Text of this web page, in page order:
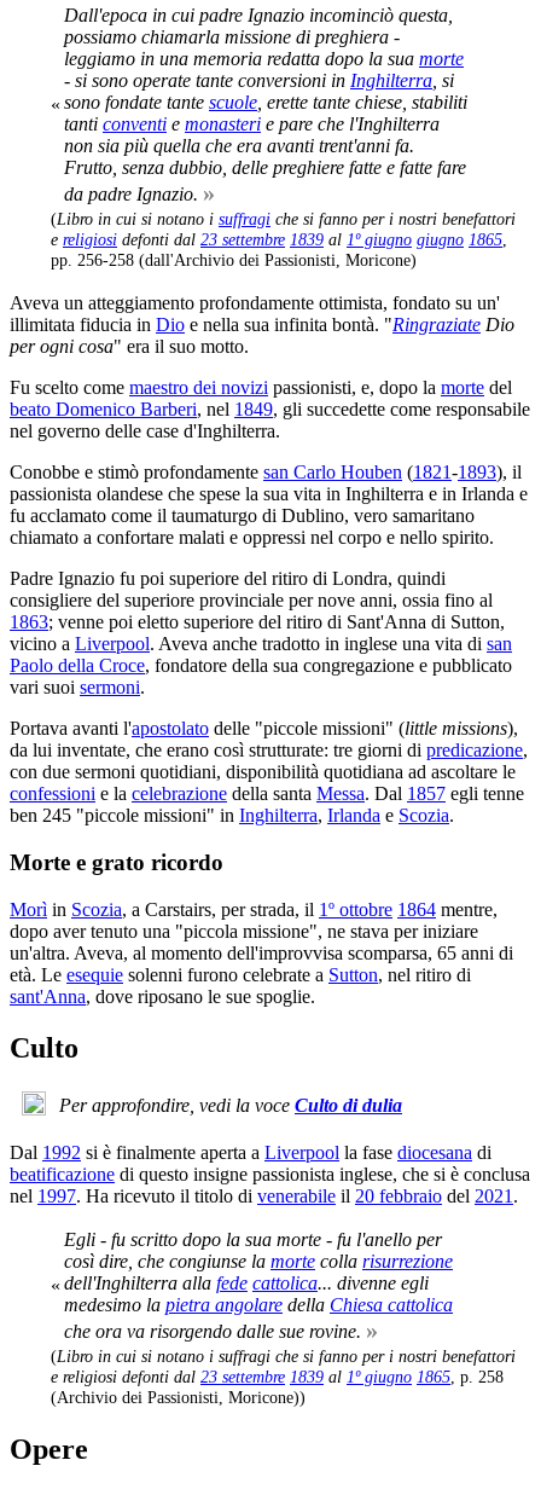
«
Dall'epoca in cui padre Ignazio incominciò questa,
possiamo chiamarla missione di preghiera -
leggiamo in una memoria redatta dopo la sua morte
- si sono operate tante conversioni in Inghilterra , si
sono fondate tante scuole , erette tante chiese, stabiliti
tanti conventi e monasteri e pare che l'Inghilterra
non sia più quella che era avanti trent'anni fa.
Frutto, senza dubbio, delle preghiere fatte e fatte fare
da padre Ignazio. »
(Libro in cui si notano i suffragi che si fanno per i nostri benefattori
e religiosi defonti dal 23 settembre 1839 al 1º giugno giugno 1865,
pp. 256-258 (dall'Archivio dei Passionisti, Moricone)
Aveva un atteggiamento profondamente ottimista, fondato su un'
illimitata fiducia in Dio e nella sua infinita bontà. "Ringraziate Dio
per ogni cosa" era il suo motto.
Fu scelto come maestro dei novizi passionisti, e, dopo la morte del
beato Domenico Barberi, nel 1849, gli succedette come responsabile
nel governo delle case d'Inghilterra.
Conobbe e stimò profondamente san Carlo Houben (1821-1893), il
passionista olandese che spese la sua vita in Inghilterra e in Irlanda e
fu acclamato come il taumaturgo di Dublino, vero samaritano
chiamato a confortare malati e oppressi nel corpo e nello spirito.
Padre Ignazio fu poi superiore del ritiro di Londra, quindi
consigliere del superiore provinciale per nove anni, ossia fino al
1863; venne poi eletto superiore del ritiro di Sant'Anna di Sutton,
vicino a Liverpool. Aveva anche tradotto in inglese una vita di san
Paolo della Croce, fondatore della sua congregazione e pubblicato
vari suoi sermoni.
Portava avanti l'apostolato delle "piccole missioni" (little missions),
da lui inventate, che erano così strutturate: tre giorni di predicazione,
con due sermoni quotidiani, disponibilità quotidiana ad ascoltare le
confessioni e la celebrazione della santa Messa. Dal 1857 egli tenne
ben 245 "piccole missioni" in Inghilterra, Irlanda e Scozia.
Morte e grato ricordo
Morì in Scozia, a Carstairs, per strada, il 1º ottobre 1864 mentre,
dopo aver tenuto una "piccola missione", ne stava per iniziare
un'altra. Aveva, al momento dell'improvvisa scomparsa, 65 anni di
età. Le esequie solenni furono celebrate a Sutton, nel ritiro di
sant'Anna, dove riposano le sue spoglie.
Culto
Per approfondire, vedi la voce Culto di dulia
Dal 1992 si è finalmente aperta a Liverpool la fase diocesana di
beatificazione di questo insigne passionista inglese, che si è conclusa
nel 1997. Ha ricevuto il titolo di venerabile il 20 febbraio del 2021 .
«
Egli - fu scritto dopo la sua morte - fu l'anello per
così dire, che congiunse la morte colla risurrezione
dell'Inghilterra alla fede cattolica... divenne egli
medesimo la pietra angolare della Chiesa cattolica
che ora va risorgendo dalle sue rovine. »
(Libro in cui si notano i suffragi che si fanno per i nostri benefattori
e religiosi defonti dal 23 settembre 1839 al 1º giugno 1865 , p. 258
(Archivio dei Passionisti, Moricone))
Opere